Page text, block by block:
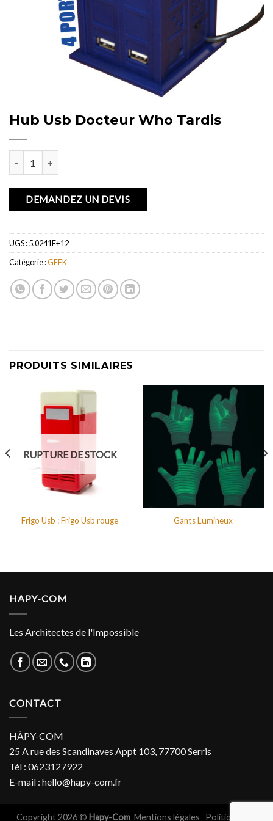
Hub Usb Docteur Who Tardis
DEMANDEZ UN DEVIS
UGS :5,0241E+12
Catégorie :GEEK
PRODUITS SIMILAIRES
RUPTURE DE STOCK
Frigo Usb : Frigo Usb rouge Gants Lumineux
HAPY-COM
Les Architectes de l'Impossible
CONTACT
HÂPY-COM
25 A rue des Scandinaves Appt 103, 77700 Serris
Tél : 0623127922
E-mail : hello@hapy-com.fr
Copyright 2026 © Hapy-Com Mentions légales Politiques de